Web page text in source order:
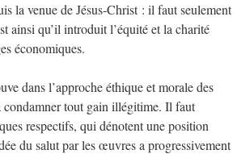
la venue de Jésus-Christ : il faut seulement
ainsi qu’il introduit l’équité et la charité
économiques.
dans l’approche éthique et morale des
condamner tout gain illégitime. Il faut
respectifs, qui dénotent une position
du salut par les œuvres a progressivement